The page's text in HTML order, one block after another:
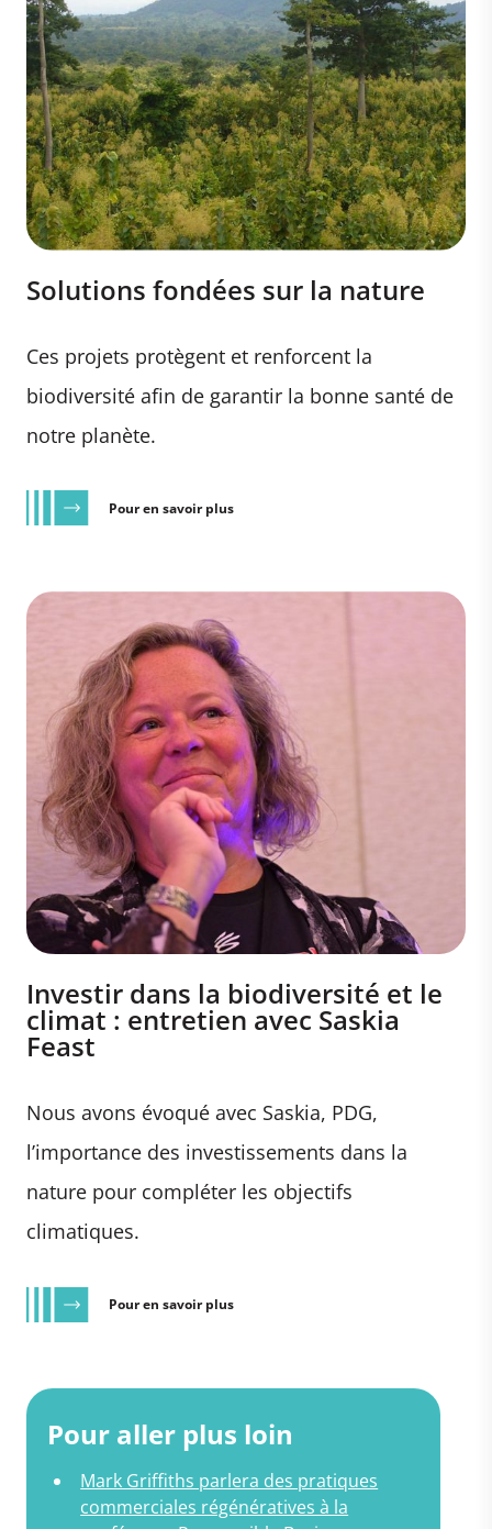
Solutions fondées sur la nature
Ces projets protègent et renforcent la
biodiversité afin de garantir la bonne santé de
notre planète.
Pour en savoir plus
Investir dans la biodiversité et le
climat : entretien avec Saskia
Feast
Nous avons évoqué avec Saskia, PDG,
l’importance des investissements dans la
nature pour compléter les objectifs
climatiques.
Pour en savoir plus
Pour aller plus loin
Mark Griffiths parlera des pratiques
commerciales régénératives à la